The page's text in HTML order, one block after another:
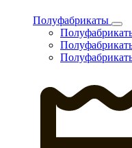
Полуфабрикаты